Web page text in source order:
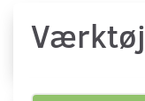
Værktøj